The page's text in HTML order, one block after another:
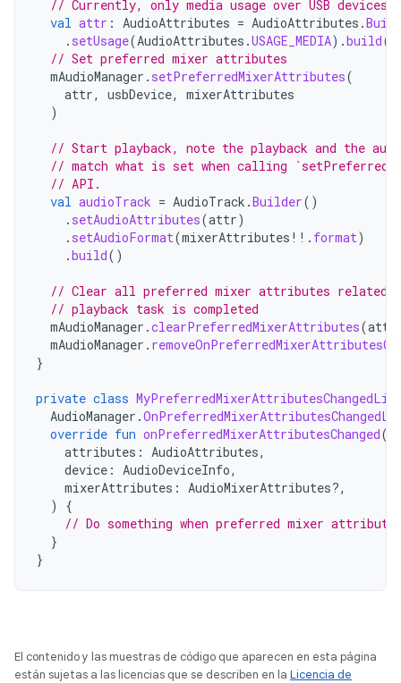
// Currently, only media usage over USB devices
val attr : AudioAttributes = AudioAttributes .
. setUsage(AudioAttributes .USAGE_MEDIA).build()
// Set preferred mixer attributes
mAudioManager . setPreferredMixerAttributes(
attr, usbDevice,
mixerAttributes
)
// Start playback, note the playback and the
// match what is set when calling
// API.
val audioTrack = AudioTrack .Builder()
. setAudioAttributes(attr)
. setAudioFormat(mixerAttributes !! . format)
.build()
// Clear all preferred mixer attributes related
// playback task is completed
mAudioManager .clearPreferredMixerAttributes(attr
mAudioManager .
}
private class
AudioManager .
override fun onPreferredMixerAttributesChanged(
attributes : AudioAttributes,
device : AudioDeviceInfo,
mixerAttributes : AudioMixerAttributes?,
)
{
// Do something when preferred mixer attributes
}
}
El contenido y las muestras de código que aparecen en esta página
están sujetas a las licencias que se describen en la Licencia de